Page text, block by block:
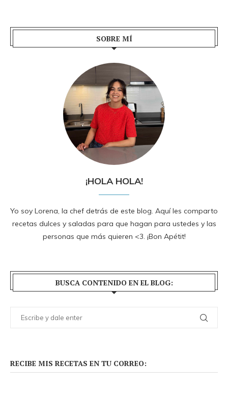
SOBRE MÍ
¡HOLA HOLA!
Yo soy Lorena, la chef detrás de este blog. Aquí les comparto
recetas dulces y saladas para que hagan para ustedes y las
personas que más quieren <3. ¡Bon Apétit!
BUSCA CONTENIDO EN EL BLOG:
RECIBE MIS RECETAS EN TU CORREO: